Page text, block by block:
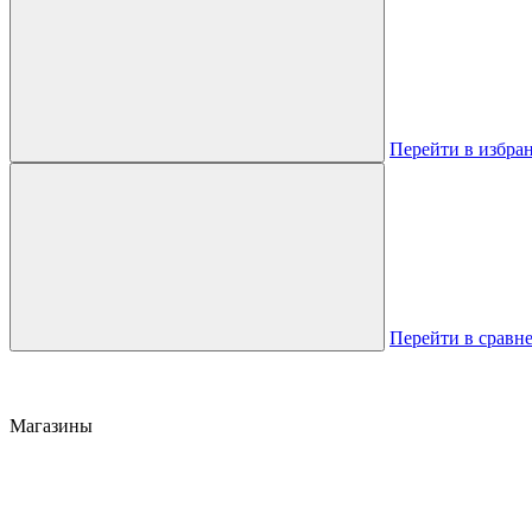
Перейти в
Перейти в
Магазины